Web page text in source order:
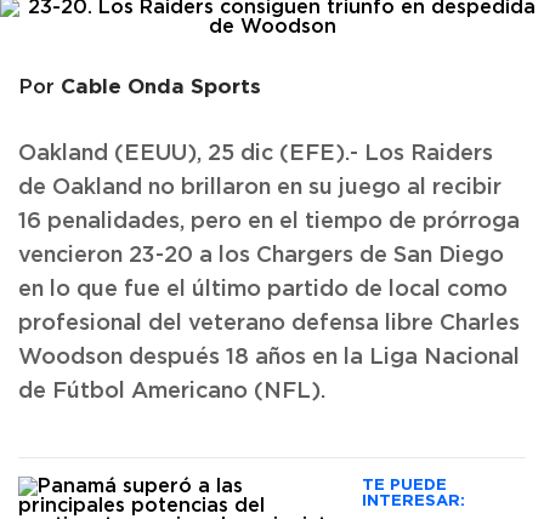
Por Cable Onda Sports
Oakland (EEUU), 25 dic (EFE).- Los Raiders
de Oakland no brillaron en su juego al recibir
16 penalidades, pero en el tiempo de prórroga
vencieron 23-20 a los Chargers de San Diego
en lo que fue el último partido de local como
profesional del veterano defensa libre Charles
Woodson después 18 años en la Liga Nacional
de Fútbol Americano (NFL).
TE PUEDE
INTERESAR: